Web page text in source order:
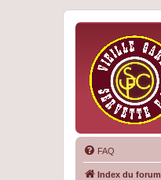
FAQ
Index du forum